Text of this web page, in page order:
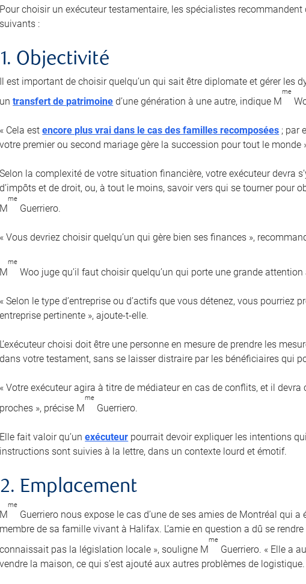
Pour choisir un exécuteur testamentaire, les spécialistes
suivants :
1. Objectivité
Il est important de choisir quelqu’un qui sait être diplomate et gérer les
untransfert de patrimoine d’une génération à une autre, indique M
me
« Cela estencore plus vrai dans le cas des familles recomposées ; par
votre premier ou second mariage gère la succession pour tout le monde
Selon la complexité de votre situation financière, votre exécuteur devra
d’impôts et de droit, ou, à tout le moins, savoir vers qui se tourner pour
M
me
Guerriero.
« Vous devriez choisir quelqu’un qui gère bien ses finances »,
M
me
Woo juge qu’il faut choisir quelqu’un qui porte une grande
« Selon le type d’entreprise ou d’actifs que vous détenez, vous pourriez
entreprise pertinente », ajoute-t-elle.
L’exécuteur choisi doit être une personne en mesure de prendre les
dans votre testament, sans se laisser distraire par les bénéficiaires qui
« Votre exécuteur agira à titre de médiateur en cas de conflits, et il
proches », précise M
me
Guerriero.
Elle fait valoir qu’unexécuteur pourrait devoir expliquer les intentions
instructions sont suivies à la lettre, dans un contexte lourd et émotif.
2. Emplacement
M
me
Guerriero nous expose le cas d’une de ses amies de Montréal qui
membre de sa famille vivant à Halifax. L’amie en question a dû se
connaissait pas la législation locale », souligne M
me
Guerriero. « Elle a
vendre la maison, ce qui s’est ajouté aux autres problèmes de logistique.